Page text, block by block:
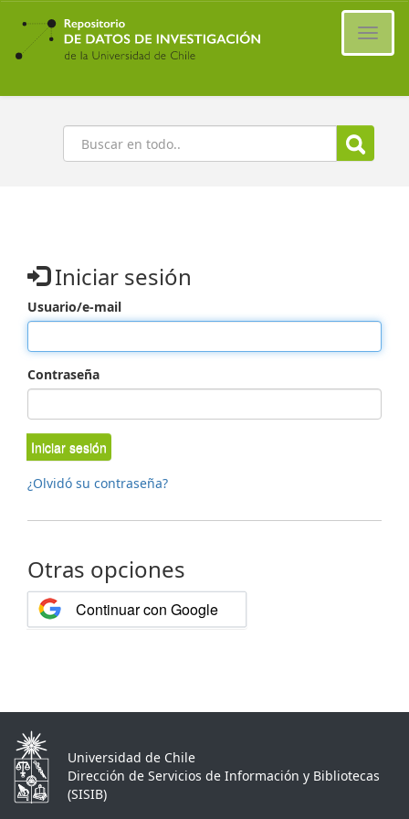
Ir
contenido
principal
Buscar
Iniciar sesión
Usuario/e-mail
Contraseña
Iniciar sesión
¿Olvidó su contraseña?
Otras opciones
Continuar con Google
Universidad de Chile
Dirección de Servicios de Información y Bibliotecas
(SISIB)